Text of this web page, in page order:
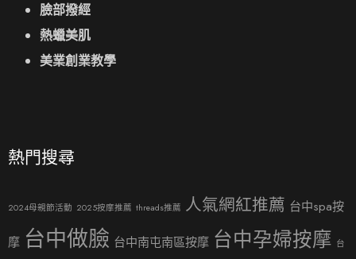
臉部撥經
熱蠟美肌
美業創業教學
熱門搜尋
2024母親節活動 2025按摩推薦 threads推薦 人氣網紅推薦 台中spa按
摩 台中做臉 台中南屯南區按摩 台中孕婦按摩 台